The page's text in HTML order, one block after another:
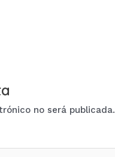
no será publicada.